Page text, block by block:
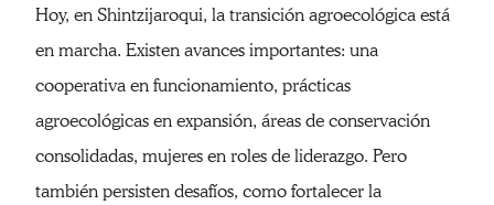
Hoy, en Shintzijaroqui, la transición agroecológica está
en marcha. Existen avances importantes: una
cooperativa en funcionamiento, prácticas
agroecológicas en expansión, áreas de conservación
consolidadas, mujeres en roles de liderazgo. Pero
también persisten desafíos, como fortalecer la